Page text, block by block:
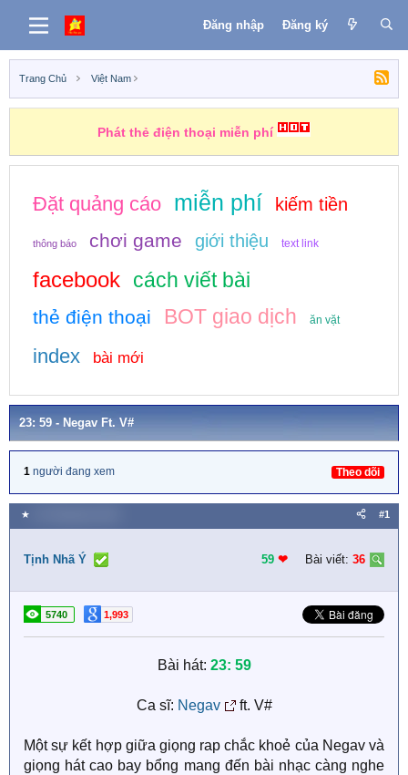
Đăng nhập Đăng ký
Trang Chủ Việt Nam
Phát thẻ điện thoại miễn phí
Đặt quảng cáo miễn phí kiếm tiền
thông báo chơi game giới thiệu text link
facebook cách viết bài
thẻ điện thoại BOT giao dịch ăn vặt
index bài mới
23: 59 - Negav Ft. V#
1 người đang xem Theo dõi
★ #1
Tịnh Nhã Ý 59 ❤︎ Bài viết: 36
5740 1,993
Bài hát: 23: 59
Ca sĩ: Negav ft. V#​
Một sự kết hợp giữa giọng rap chắc khoẻ của Negav và
giọng hát cao bay bổng mang đến bài nhạc càng nghe